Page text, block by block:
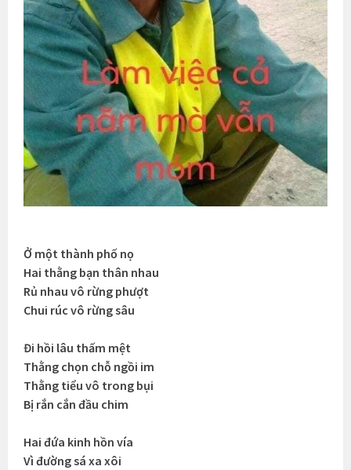
Ở một thành phố nọ
Hai thằng bạn thân nhau
Rủ nhau vô rừng phượt
Chui rúc vô rừng sâu
Đi hồi lâu thấm mệt
Thằng chọn chỗ ngồi im
Thằng tiểu vô trong bụi
Bị rắn cắn đầu chim
Hai đứa kinh hồn vía
Vì đường sá xa xôi